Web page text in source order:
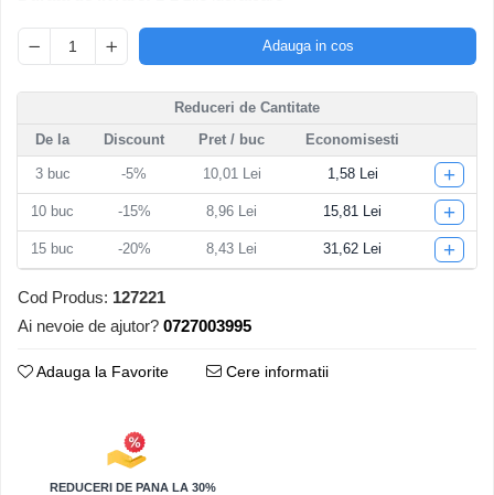
Tapet 3D Autoadeziv
Umidificatoare
Articole pentru Gradina si Bricolaj
Articole pentru Iluminat
Corpuri de iluminat
Lampi de veghe
Pelerine, Umbrele si Accesorii
Videoproiectoare
Adauga in cos
Reduceri de Cantitate
De la
Discount Pret / buc Economisesti
3buc -5% 10,01 Lei 1,58 Lei +
10 buc -15% 8,96 Lei 15,81 Lei +
15 buc -20% 8,43 Lei 31,62 Lei +
Cod Produs: 127221
Ai nevoie de ajutor? 0727003995
Adauga la Favorite Cere informatii
REDUCERI DE PANA LA 30%